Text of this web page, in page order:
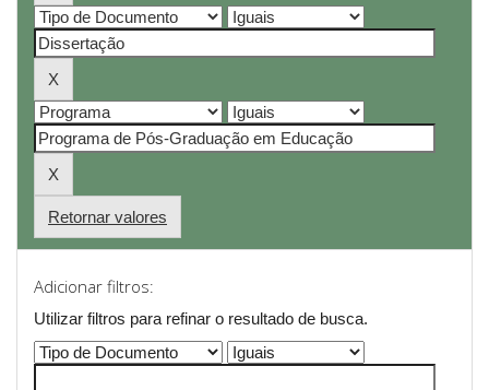
Retornar valores
Adicionar filtros:
Utilizar filtros para refinar o resultado de busca.